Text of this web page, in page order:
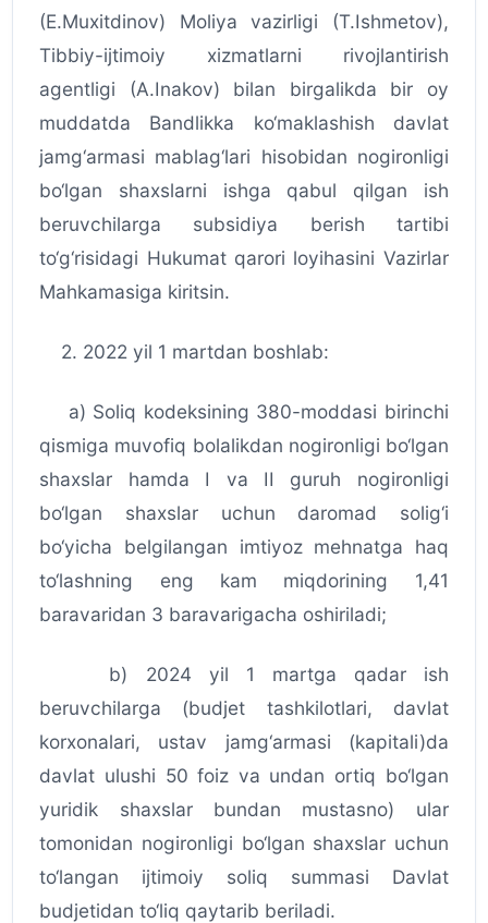
(E.Muxitdinov) Moliya vazirligi (T.Ishmetov),
Tibbiy-ijtimoiy xizmatlarni rivojlantirish
agentligi (A.Inakov) bilan birgalikda bir oy
muddatda Bandlikka ko‘maklashish davlat
jamg‘armasi mablag‘lari hisobidan nogironligi
bo‘lgan shaxslarni ishga qabul qilgan ish
beruvchilarga subsidiya berish tartibi
to‘g‘risidagi Hukumat qarori loyihasini Vazirlar
Mahkamasiga kiritsin.
2. 2022 yil 1 martdan boshlab:
a) Soliq kodeksining 380-moddasi birinchi
qismiga muvofiq bolalikdan nogironligi bo‘lgan
shaxslar hamda I va II guruh nogironligi
bo‘lgan shaxslar uchun daromad solig‘i
bo‘yicha belgilangan imtiyoz mehnatga haq
to‘lashning eng kam miqdorining 1,41
baravaridan 3 baravarigacha oshiriladi;
b) 2024 yil 1 martga qadar ish
beruvchilarga (budjet tashkilotlari, davlat
korxonalari, ustav jamg‘armasi (kapitali)da
davlat ulushi 50 foiz va undan ortiq bo‘lgan
yuridik shaxslar bundan mustasno) ular
tomonidan nogironligi bo‘lgan shaxslar uchun
to‘langan ijtimoiy soliq summasi Davlat
budjetidan to‘liq qaytarib beriladi.